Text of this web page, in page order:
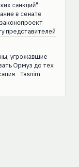
санкций"
в сенате
представителей
угрожавшие
Ормуз до тех
- Tasnim